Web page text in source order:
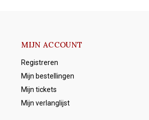
MIJN ACCOUNT
Registreren
Mijn bestellingen
Mijn tickets
Mijn verlanglijst